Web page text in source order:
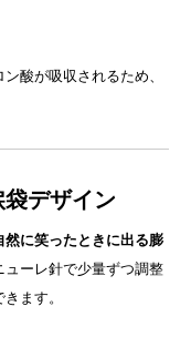
酸が吸収されるため、
デザイン
然に笑ったときに出る膨
ーレ針で少量ずつ調整
ます。